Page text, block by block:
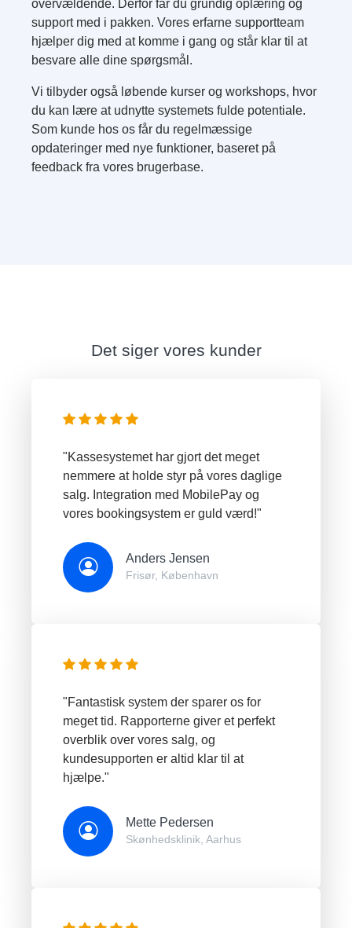
overvældende. Derfor får du grundig oplæring og
support med i pakken. Vores erfarne supportteam
hjælper dig med at komme i gang og står klar til at
besvare alle dine spørgsmål.
Vi tilbyder også løbende kurser og workshops, hvor
du kan lære at udnytte systemets fulde potentiale.
Som kunde hos os får du regelmæssige
opdateringer med nye funktioner, baseret på
feedback fra vores brugerbase.
Det siger vores kunder
"Kassesystemet har gjort det meget
nemmere at holde styr på vores daglige
salg. Integration med MobilePay og
vores bookingsystem er guld værd!"
Anders Jensen
Frisør, København
"Fantastisk system der sparer os for
meget tid. Rapporterne giver et perfekt
overblik over vores salg, og
kundesupporten er altid klar til at
hjælpe."
Mette Pedersen
Skønhedsklinik, Aarhus